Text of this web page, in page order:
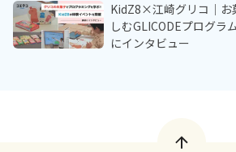
KidZ8×江崎グリコ｜お
しむGLICODEプログラ
にインタビュー